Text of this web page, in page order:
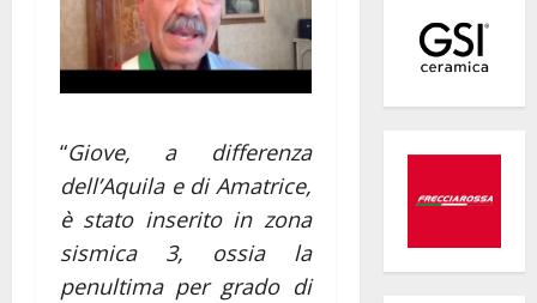
“Giove, a differenza
dell’Aquila e di Amatrice,
è stato inserito in zona
sismica 3, ossia la
penultima per grado di